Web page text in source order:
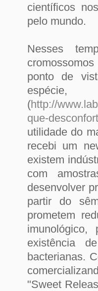
científicos
pelo mundo.
Nesses
ponto de
(http://
que-
utilidade do
recebi um
existem
com
desenvolver
partir do
prometem
existência
bacterianas.
"Sweet